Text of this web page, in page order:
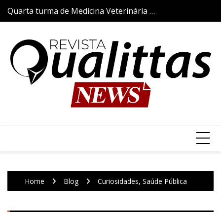
SkipQuarta turma de Medicina Veterinária da
Qualittas inicia trajetória acadêmica com
Home Blog Curiosidades, Saúde Pública